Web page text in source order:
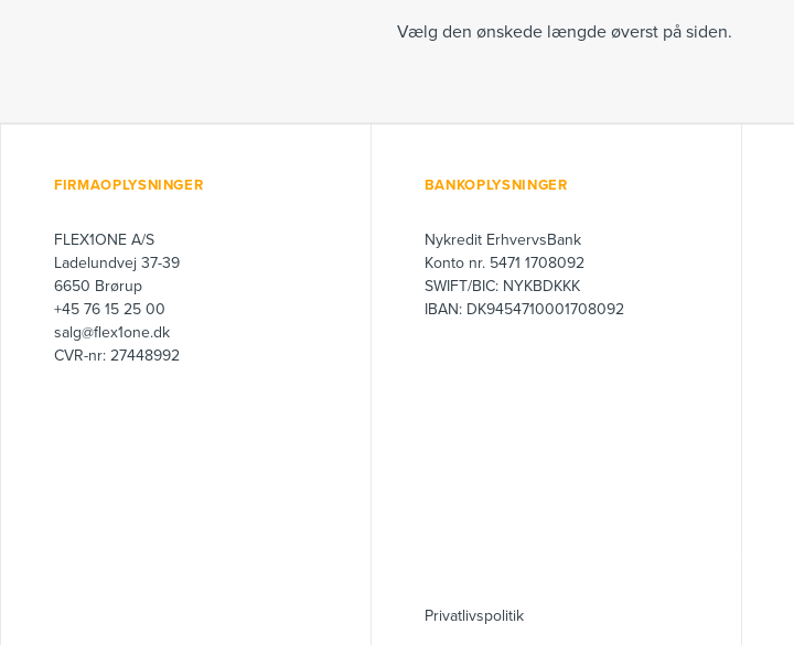
Vælg den ønskede længde øverst på siden.
FIRMAOPLYSNINGER
FLEX1ONE A/S
Ladelundvej 37-39
6650 Brørup
+45 76 15 25 00
salg@flex1one.dk
CVR-nr: 27448992
BANKOPLYSNINGER
Nykredit ErhvervsBank
Konto nr. 5471 1708092
SWIFT/BIC: NYKBDKKK
IBAN: DK9454710001708092
Privatlivspolitik